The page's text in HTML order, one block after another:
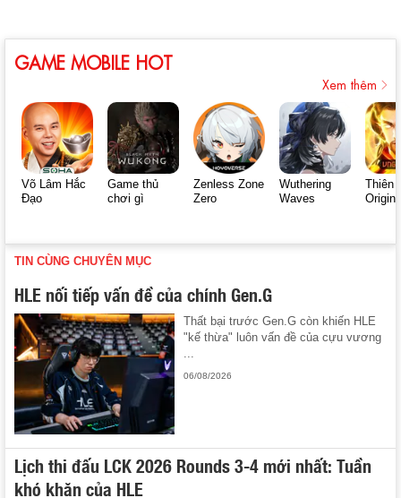
GAME MOBILE HOT
Xem thêm
Võ Lâm Hắc
Đạo
Game thủ
chơi gì
Zenless Zone
Zero
Wuthering
Waves
Thiên
Origin
TIN CÙNG CHUYÊN MỤC
HLE nối tiếp vấn đề của chính Gen.G
Thất bại trước Gen.G còn khiến HLE
"kế thừa" luôn vấn đề của cựu vương
...
06/08/2026
Lịch thi đấu LCK 2026 Rounds 3-4 mới nhất: Tuần
khó khăn của HLE